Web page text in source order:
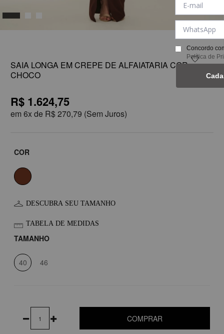
1
SAIA LONGA EM CREPE DE ALFAIATARIA COR
CHOCO
R$ 1.624,75
em 6x de R$ 270,79 (Sem Juros)
COR
DESCUBRA SEU TAMANHO
TABELA DE MEDIDAS
TAMANHO
40 46
COMPRAR
Concordo
Política de